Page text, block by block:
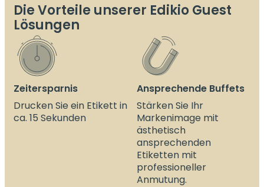
Die Vorteile unserer Edikio Guest
Lösungen
Zeitersparnis
Drucken Sie ein Etikett in
ca. 15 Sekunden
Ansprechende Buffets
Stärken Sie Ihr
Markenimage mit
ästhetisch
ansprechenden
Etiketten mit
professioneller
Anmutung.